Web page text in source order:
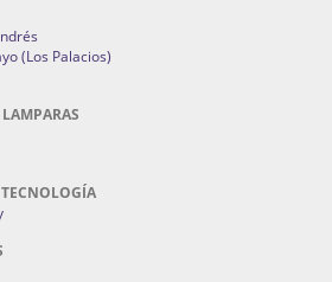
(Los Palacios)